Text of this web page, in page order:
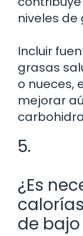
niveles de
Incluir
grasas
o nueces,
mejorar
5.
¿Es
de